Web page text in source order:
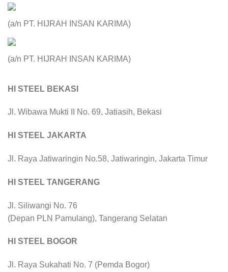
(a/n PT. HIJRAH INSAN KARIMA)
(a/n PT. HIJRAH INSAN KARIMA)
HI STEEL BEKASI
Jl. Wibawa Mukti II No. 69, Jatiasih, Bekasi
HI STEEL JAKARTA
Jl. Raya Jatiwaringin No.58, Jatiwaringin, Jakarta Timur
HI STEEL TANGERANG
Jl. Siliwangi No. 76
(Depan PLN Pamulang), Tangerang Selatan
HI STEEL BOGOR
Jl. Raya Sukahati No. 7 (Pemda Bogor)